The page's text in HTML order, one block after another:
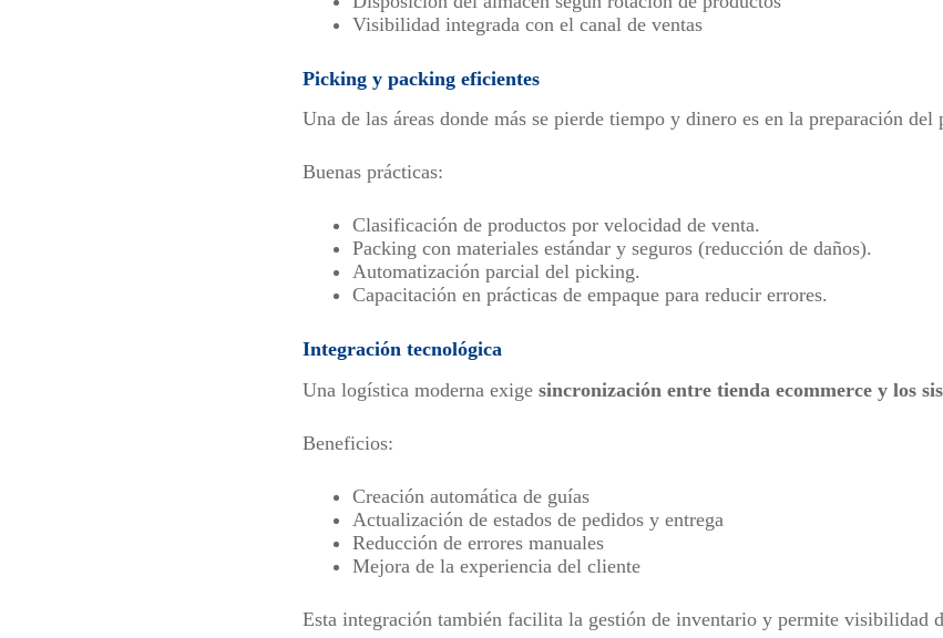
Visibilidad integrada con el canal de ventas
Picking y packing eficientes
Una de las áreas donde más se pierde tiempo y dinero es en la preparación del
Buenas prácticas:
Clasificación de productos por velocidad de venta.
Packing con materiales estándar y seguros (reducción de daños).
Automatización parcial del picking.
Capacitación en prácticas de empaque para reducir errores.
Integración tecnológica
Una logística moderna exige sincronización entre tienda ecommerce y los
Beneficios:
Creación automática de guías
Actualización de estados de pedidos y entrega
Reducción de errores manuales
Mejora de la experiencia del cliente
Esta integración también facilita la gestión de inventario y permite visibilidad